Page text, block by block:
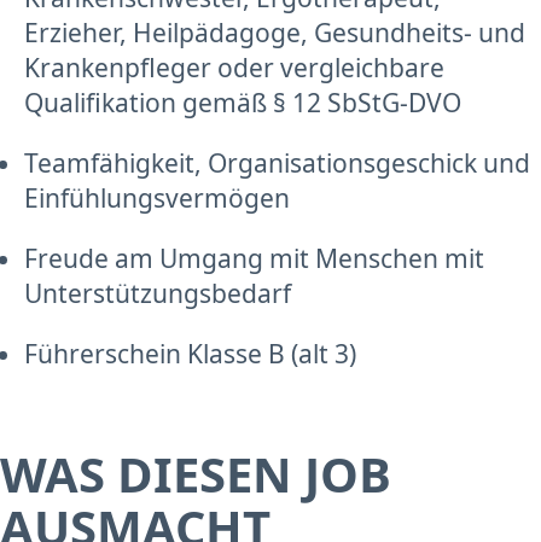
Erzieher, Heilpädagoge, Gesundheits- und
Krankenpfleger oder vergleichbare
Qualifikation gemäß § 12 SbStG-DVO
Teamfähigkeit, Organisationsgeschick und
Einfühlungsvermögen
Freude am Umgang mit Menschen mit
Unterstützungsbedarf
Führerschein Klasse B (alt 3)
WAS DIESEN JOB
AUSMACHT